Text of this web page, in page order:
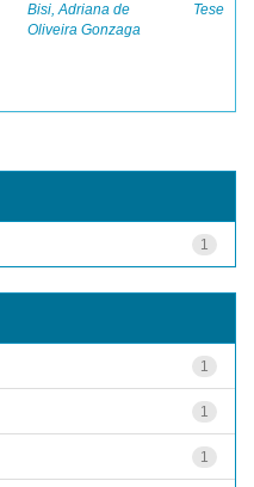
Bisi, Adriana de
Oliveira Gonzaga
Tese
1
1
1
1